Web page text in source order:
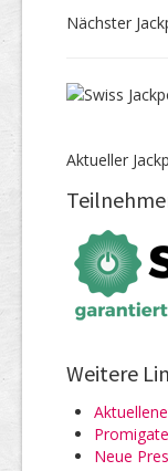
Nächster
Aktueller
Weitere
Neue